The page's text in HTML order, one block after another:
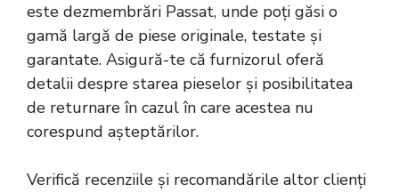
este dezmembrări Passat, unde poți găsi o
gamă largă de piese originale, testate și
garantate. Asigură-te că furnizorul oferă
detalii despre starea pieselor și posibilitatea
de returnare în cazul în care acestea nu
corespund așteptărilor.
Verifică recenziile și recomandările altor clienți